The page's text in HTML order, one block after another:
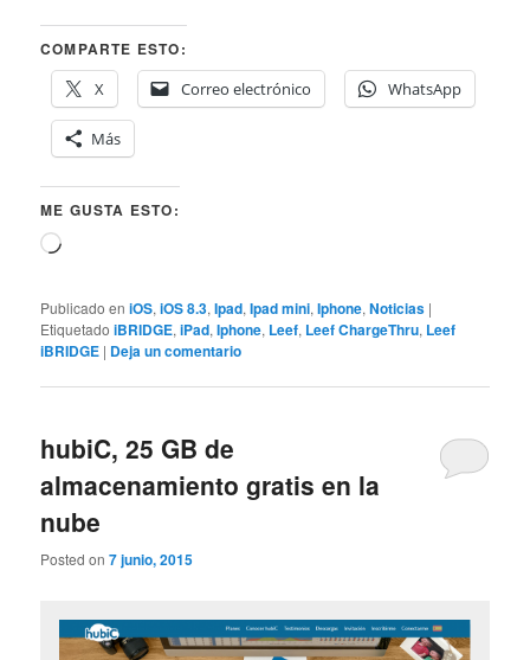
COMPARTE ESTO:
X
Correo electrónico WhatsApp
Más
ME GUSTA ESTO:
Cargando...
Publicado en iOS,iOS 8.3,Ipad,Ipad mini,Iphone,Noticias |
Etiquetado iBRIDGE,iPad,Iphone, Leef, Leef ChargeThru, Leef
iBRIDGE | Deja un comentario
hubiC, 25 GB de
almacenamiento gratis en la
nube
Posted on7 junio, 2015